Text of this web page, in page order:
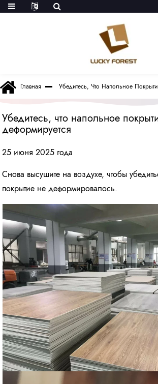
Главная Убедитесь, Что Напольное
Убедитесь, что напольное
деформируется
25 июня 2025 года
Снова высушите на воздухе, чтобы
покрытие не деформировалось.